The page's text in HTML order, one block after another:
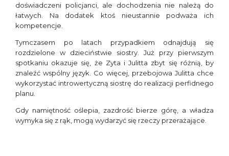
doświadczeni policjanci, ale dochodzenia nie należą do
łatwych. Na dodatek ktoś nieustannie podważa ich
kompetencje.
Tymczasem po latach przypadkiem odnajdują się
rozdzielone w dzieciństwie siostry. Już przy pierwszym
spotkaniu okazuje się, że Zyta i Julitta zbyt się różnią, by
znaleźć wspólny język. Co więcej, przebojowa Julitta chce
wykorzystać introwertyczną siostrę do realizacji perfidnego
planu.
Gdy namiętność oślepia, zazdrość bierze górę, a władza
wymyka się z rąk, mogą wydarzyć się rzeczy przerażające.